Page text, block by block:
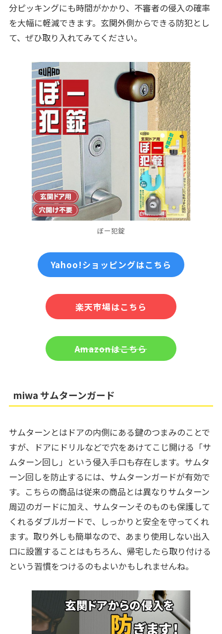
分ピッキングにも時間がかかり、不審者の侵入の確率
を大幅に軽減できます。玄関外側からできる防犯とし
て、ぜひ取り入れてみてください。
ぼー犯錠
Yahoo!ショッピングはこちら
楽天市場はこちら
Amazonはこちら
miwa サムターンガード
サムターンとはドアの内側にある鍵のつまみのことで
すが、ドアにドリルなどで穴をあけてこじ開ける「サ
ムターン回し」という侵入手口も存在します。サムタ
ーン回しを防止するには、サムターンガードが有効で
す。こちらの商品は従来の商品とは異なりサムターン
周辺のガードに加え、サムターンそのものも保護して
くれるダブルガードで、しっかりと安全を守ってくれ
ます。取り外しも簡単なので、あまり使用しない出入
口に設置することはもちろん、帰宅したら取り付ける
という習慣をつけるのもよいかもしれませんね。